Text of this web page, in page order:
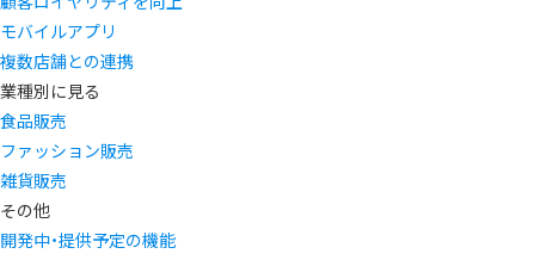
モバイルアプリ
複数店舗との連携
業種別に見る
食品販売
ファッション販売
雑貨販売
その他
開発中・提供予定の機能